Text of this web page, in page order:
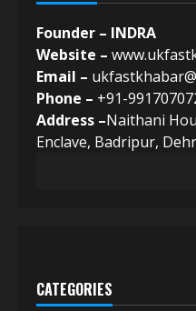
Founder – INDRA
Website –
Email –
Phone – +91-
Address –Naithani
Enclave, Badripur,
CATEGORIES